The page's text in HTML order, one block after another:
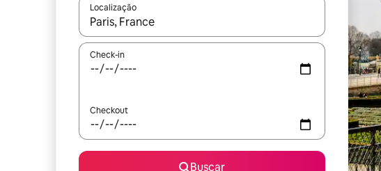
Localização
Quando os resultados estiverem disponíveis, explore-os
Check-in
Checkout
Buscar